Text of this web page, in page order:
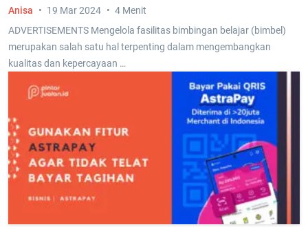
ADVERTISEMENTS Mengelola fasilitas bimbingan belajar (bimbel)
merupakan salah satu hal terpenting dalam mengembangkan
kualitas dan kepercayaan …
Anisa 19 Mar 2024 4 Menit